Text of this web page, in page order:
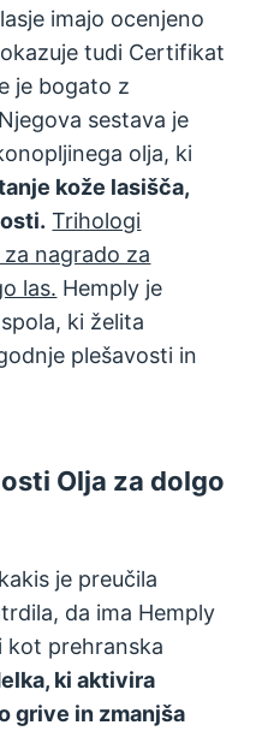
imajo ocenjeno
tudi Certifikat
je bogato z
sestava je
olja, ki
kože lasišča,
Trihologi
nagrado za
las. Hemply je
ki želita
plešavosti in
Olja za dolgo
je preučila
da ima Hemply
kot prehranska
ki aktivira
grive in zmanjša